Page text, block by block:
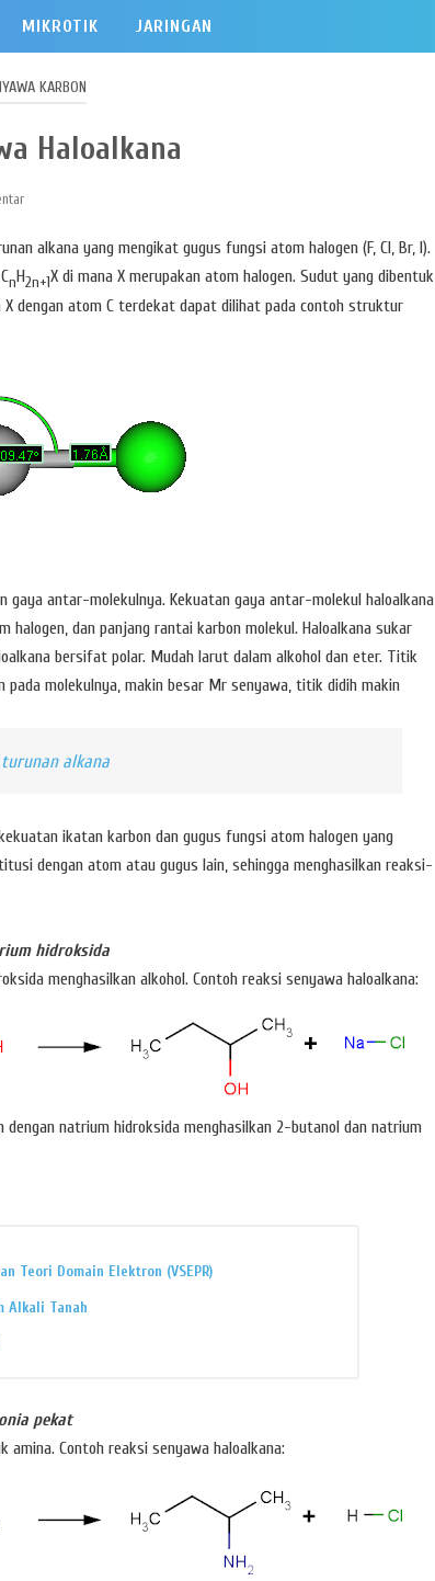
MIKROTIK JARINGAN
KARBON
Haloalkana
alkana yang mengikat gugus fungsi atom halogen (F, Cl, Br, I).
nH2n+1X di mana X merupakan atom halogen. Sudut yang dibentuk
dengan atom C terdekat dapat dilihat pada contoh struktur
antar-molekulnya. Kekuatan gaya antar-molekul haloalkana
dan panjang rantai karbon molekul. Haloalkana sukar
bersifat polar. Mudah larut dalam alkohol dan eter. Titik
pada molekulnya, makin besar Mr senyawa, titik didih makin
alkana
ikatan karbon dan gugus fungsi atom halogen yang
dengan atom atau gugus lain, sehingga menghasilkan reaksi-
hidroksida
menghasilkan alkohol. Contoh reaksi senyawa haloalkana:
natrium hidroksida menghasilkan 2-butanol dan natrium
Teori Domain Elektron (VSEPR)
Alkali Tanah
pekat
amina. Contoh reaksi senyawa haloalkana: